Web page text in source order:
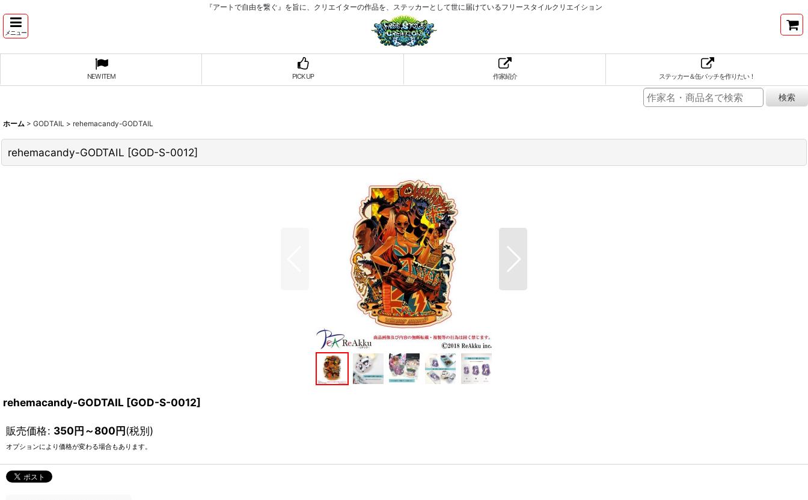
『アートで自由を繋ぐ』を旨に、クリエイターの作品を、ステッカーとして世に届けているフリースタイルクリエイション
メニュー
NEW ITEM PICK UP 作家紹介 ステッカー＆缶バッチを作りたい！
ホーム > GODTAIL > rehemacandy-GODTAIL
rehemacandy-GODTAIL [GOD-S-0012]
rehemacandy-GODTAIL [GOD-S-0012]
販売価格: 350円～800円(税別)
オプションにより価格が変わる場合もあります。